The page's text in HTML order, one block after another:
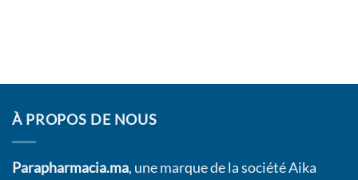
À PROPOS DE NOUS
Parapharmacia.ma, une marque de la société Aika